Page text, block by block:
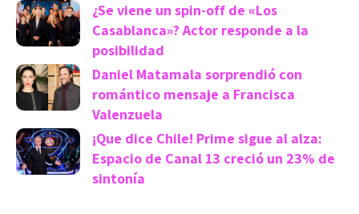
¿Se viene un spin-off de «Los
Casablanca»? Actor responde a la
posibilidad
Daniel Matamala sorprendió con
romántico mensaje a Francisca
Valenzuela
¡Que dice Chile! Prime sigue al alza:
Espacio de Canal 13 creció un 23% de
sintonía